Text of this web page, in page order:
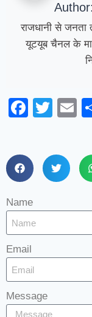
Author:
राजधानी से
यूटयूब चैनल के
Name
Email
Message